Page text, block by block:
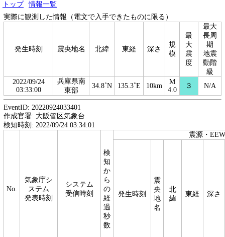
トップ
情報一覧
実際に観測した情報（電文で入手できたものに限る）
発生時刻 震央地名 北緯 東経 深さ
規
模
最
大
震
度
最大
長周
期
地震
動階
級
2022/09/24
03:33:00
兵庫県南
東部
34.8˚N 135.3˚E 10km
M
4.0
３ N/A
EventID: 20220924033401
作成官署: 大阪管区気象台
検知時刻: 2022/09/24 03:34:01
No.
気象庁シ
ステム
発表時刻
システム
受信時刻
検
知
か
ら
の
経
過
秒
数
震源・
発生時刻
震
央
地
名
北
緯
東経 深さ